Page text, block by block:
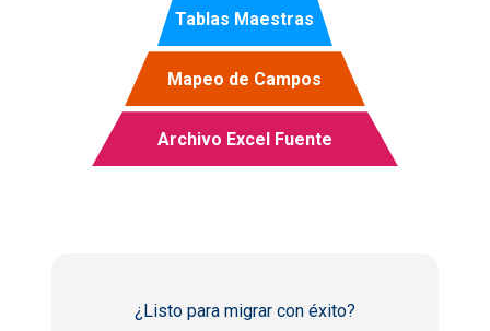
Tablas Maestras
Mapeo de Campos
Archivo Excel Fuente
¿Listo para migrar con éxito?